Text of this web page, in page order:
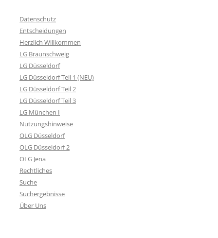
Datenschutz
Entscheidungen
Herzlich Willkommen
LG Braunschweig
LG Düsseldorf
LG Düsseldorf Teil 1 (NEU)
LG Düsseldorf Teil 2
LG Düsseldorf Teil 3
LG München I
Nutzungshinweise
OLG Düsseldorf
OLG Düsseldorf 2
OLG Jena
Rechtliches
Suche
Suchergebnisse
Über Uns